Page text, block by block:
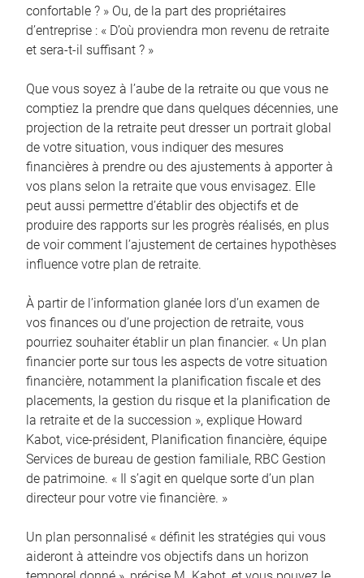
confortable ? » Ou, de la part des propriétaires
d’entreprise : « D’où proviendra mon revenu de retraite
et sera-t-il suffisant ? »
Que vous soyez à l’aube de la retraite ou que vous ne
comptiez la prendre que dans quelques décennies, une
projection de la retraite peut dresser un portrait global
de votre situation, vous indiquer des mesures
financières à prendre ou des ajustements à apporter à
vos plans selon la retraite que vous envisagez. Elle
peut aussi permettre d’établir des objectifs et de
produire des rapports sur les progrès réalisés, en plus
de voir comment l’ajustement de certaines hypothèses
influence votre plan de retraite.
À partir de l’information glanée lors d’un examen de
vos finances ou d’une projection de retraite, vous
pourriez souhaiter établir un plan financier. « Un plan
financier porte sur tous les aspects de votre situation
financière, notamment la planification fiscale et des
placements, la gestion du risque et la planification de
la retraite et de la succession », explique Howard
Kabot, vice-président, Planification financière, équipe
Services de bureau de gestion familiale, RBC Gestion
de patrimoine. « Il s’agit en quelque sorte d’un plan
directeur pour votre vie financière. »
Un plan personnalisé « définit les stratégies qui vous
aideront à atteindre vos objectifs dans un horizon